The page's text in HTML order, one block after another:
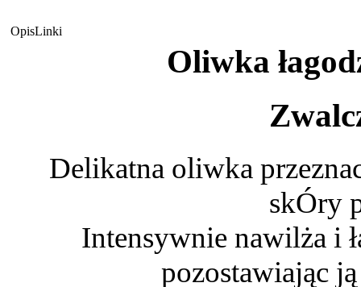
OpisLinki
Oliwka
Delikatna oliwka
skÓry
Intensywnie nawilża i
pozostawiając